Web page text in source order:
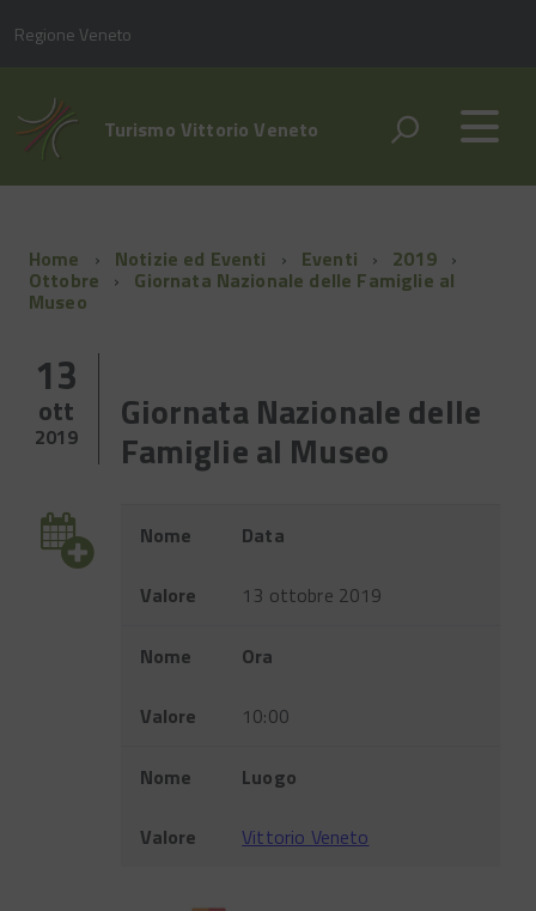
Regione Veneto
Turismo Vittorio Veneto
Home Notizie ed Eventi Eventi 2019
Ottobre Giornata Nazionale delle Famiglie al
Museo
13
ott
2019 Giornata Nazionale delle
Famiglie al Museo
Evento
Nome Data
Valore 13 ottobre 2019
Nome Ora
Valore 10:00
Nome Luogo
Valore Vittorio Veneto